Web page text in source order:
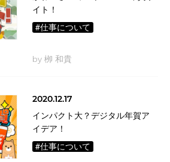
イト！
#仕事について
by 栁 和貴
2020.12.17
インパクト大？デジタル年賀ア
イデア！
#仕事について